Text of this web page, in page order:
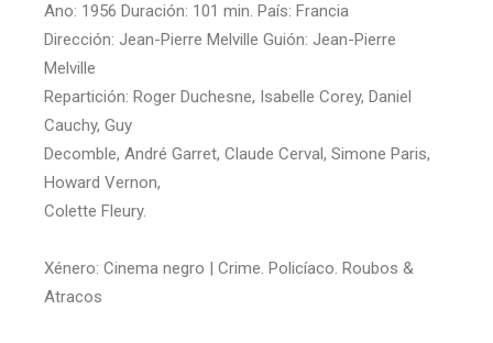
Ano: 1956 Duración: 101 min. País: Francia
Dirección: Jean-Pierre Melville Guión: Jean-Pierre
Melville
Repartición: Roger Duchesne, Isabelle Corey, Daniel
Cauchy, Guy
Decomble, André Garret, Claude Cerval, Simone Paris,
Howard Vernon,
Colette Fleury.
Xénero: Cinema negro | Crime. Policíaco. Roubos &
Atracos